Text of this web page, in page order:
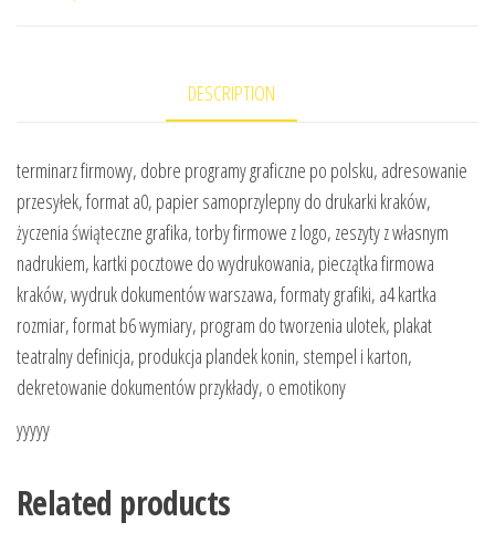
DESCRIPTION
terminarz firmowy, dobre programy graficzne po polsku, adresowanie
przesyłek, format a0, papier samoprzylepny do drukarki kraków,
życzenia świąteczne grafika, torby firmowe z logo, zeszyty z własnym
nadrukiem, kartki pocztowe do wydrukowania, pieczątka firmowa
kraków, wydruk dokumentów warszawa, formaty grafiki, a4 kartka
rozmiar, format b6 wymiary, program do tworzenia ulotek, plakat
teatralny definicja, produkcja plandek konin, stempel i karton,
dekretowanie dokumentów przykłady, o emotikony
yyyyy
Related products